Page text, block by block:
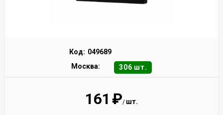
Код: 049689
Москва:
306 шт.
161 ₽/ шт.